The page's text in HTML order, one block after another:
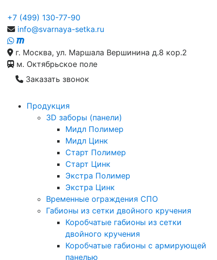
+7 (499) 130-77-90
info@svarnaya-setka.ru
г. Москва, ул. Маршала Вершинина д.8 кор.2
м. Октябрьское поле
Заказать звонок
Продукция
3D заборы (панели)
Мидл Полимер
Мидл Цинк
Старт Полимер
Старт Цинк
Экстра Полимер
Экстра Цинк
Временные ограждения СПО
Габионы из сетки двойного кручения
Коробчатые габионы из сетки
двойного кручения
Коробчатые габионы с армирующей
панелью